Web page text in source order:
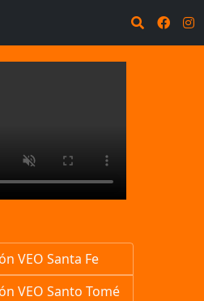
VEO Santa Fe
VEO Santo Tomé